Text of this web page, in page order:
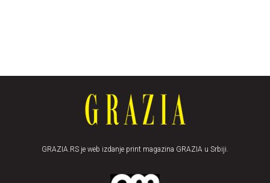
GRAZIA.RS je web izdanje print magazina GRAZIA u Srbiji.